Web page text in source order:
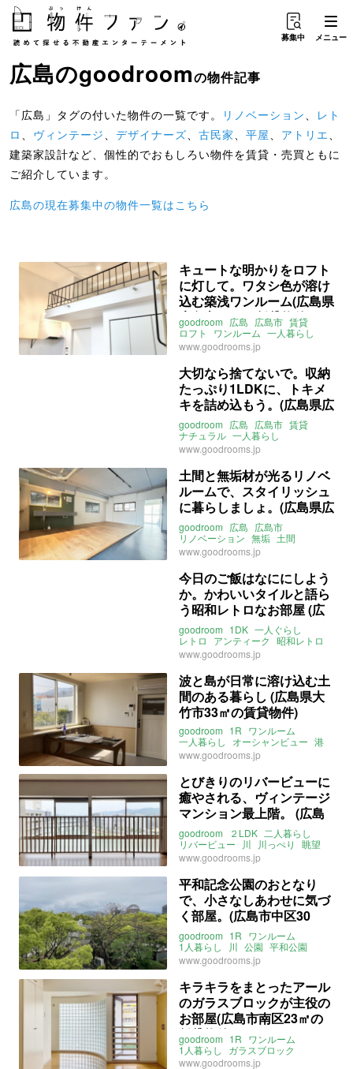
募集中 メニュー
広島のgoodroomの物件記事
「広島」タグの付いた物件の一覧です。 リノベーション、 レト
ロ 、 ヴィンテージ、 デザイナーズ、 古民家、 平屋、 アトリエ、
建築家設計など、個性的でおもしろい物件を賃貸・売買ともに
ご紹介しています。
広島の現在募集中の物件一覧はこちら
キュートな明かりをロフト
に灯して。ワタシ色が溶け
込む築浅ワンルーム(広島県
広島市29㎡の賃貸物件)
goodroom 広島 広島市 賃貸
ロフト
ワンルーム 一人暮らし
ライター：くまのなな
www.goodrooms.jp
大切なら捨てないで。収納
たっぷり1LDKに、トキメ
キを詰め込もう。(広島県広
島市31㎡の賃貸物件)
goodroom 広島 広島市 賃貸
ナチュラル 一人暮らし
ライター：くまのなな
www.goodrooms.jp
土間と無垢材が光るリノベ
ルームで、スタイリッシュ
に暮らしましょ。(広島県広
島市49㎡の賃貸物件)
goodroom 広島 広島市
リノベーション 無垢 土間
ライター：くまのなな
www.goodrooms.jp
今日のご飯はなににしよう
か。かわいいタイルと語ら
う昭和レトロなお部屋 (広
島市西区22㎡の賃貸物件)
goodroom 1DK 一人ぐらし
レトロ
アンティーク 昭和レトロ
昭和 タイル 賃料
三篠 山陽本線 可部線
広島電鉄横川線 横川駅
ライター：増成かおり 賃貸
www.goodrooms.jp
波と島が日常に溶け込む土
間のある暮らし (広島県大
竹市33㎡の賃貸物件)
goodroom 1R ワンルーム
一人暮らし
オーシャンビュー 港
海っぺり 土間 カウンター
大竹 玖波 宮島 山陽本線
大竹駅
ライター：増成かおり
賃貸
www.goodrooms.jp
とびきりのリバービューに
癒やされる、ヴィンテージ
マンション最上階。 (広島
市中区60㎡の賃貸物件）
goodroom ２LDK 二人暮らし
リバービュー
川 川っぺり
眺望
景色収納 レトロ 広島
白島駅 城北駅 新白島駅
アストラムライン
山陽本線
ライター：増成かおり 賃貸
www.goodrooms.jp
平和記念公園のおとなり
で、小さなしあわせに気づ
く部屋。(広島市中区30
㎡）
goodroom 1R ワンルーム
1人暮らし
川 公園 平和公園
駅チカ 駅近 広島
ライター：増成かおり
www.goodrooms.jp
キラキラをまとったアール
のガラスブロックが主役の
お部屋(広島市南区23㎡の
賃貸物件)
goodroom 1R ワンルーム
1人暮らし
ガラスブロック
キラキラ 出汐 広島
www.goodrooms.jp